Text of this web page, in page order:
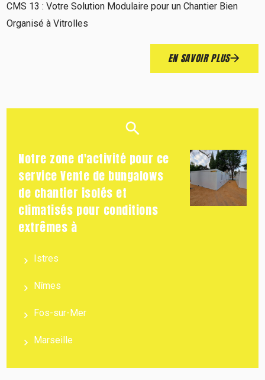
CMS 13 : Votre Solution Modulaire pour un Chantier Bien
Organisé à Vitrolles
EN SAVOIR PLUS
Notre zone d'activité pour ce
service Vente de bungalows
de chantier isolés et
climatisés pour conditions
extrêmes à
Istres
Nîmes
Fos-sur-Mer
Marseille